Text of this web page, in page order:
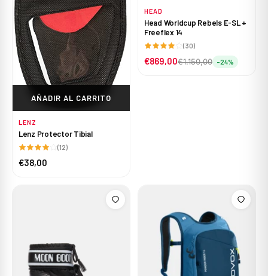
AÑADIR AL CARRITO
LENZ
Lenz Protector Tibial
(12)
€38,00
HEAD
Head Worldcup Rebels E-SL +
Freeflex 14
(30)
€869,00€1.150,00 -24%